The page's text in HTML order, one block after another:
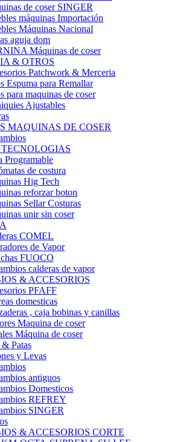
de coser SINGER
máquinas Importación
Máquinas Nacional
aguja dom
Máquinas de coser
& OTROS
Patchwork & Merceria
Espuma para Remallar
para maquinas de coser
Ajustables
MAQUINAS DE COSER
Programable
de costura
Hig Tech
reforzar boton
Sellar Costuras
unir sin coser
COMEL
de Vapor
FUOCO
calderas de vapor
& ACCESORIOS
PFAFF
domesticas
, caja bobinas y canillas
Maquina de coser
Máquina de coser
& Patas
y Levas
antiguos
Domesticos
REFREY
SINGER
& ACCESORIOS CORTE